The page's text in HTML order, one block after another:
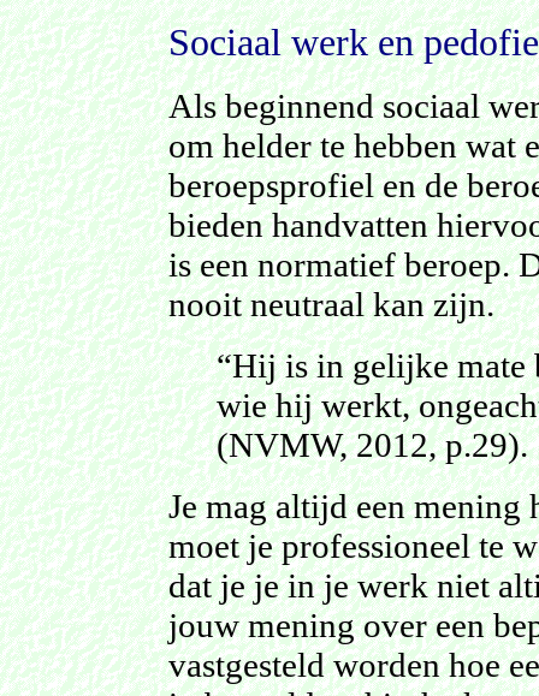
Sociaal werk en
Als beginnend sociaal
om helder te hebben wat
beroepsprofiel en de
bieden handvatten
is een normatief beroep.
nooit neutraal kan zijn.
“Hij is in gelijke mate
wie hij werkt,
(NVMW, 2012, p.29).
Je mag altijd een mening
moet je professioneel te
dat je je in je werk niet
jouw mening over een
vastgesteld worden hoe